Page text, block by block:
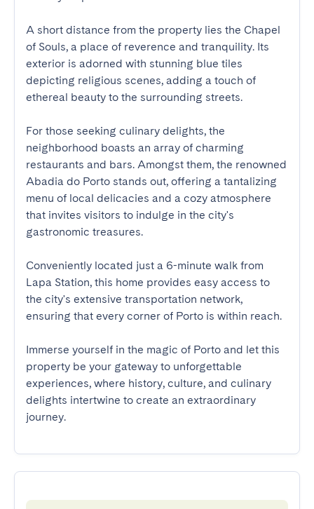
A short distance from the property lies the Chapel
of Souls, a place of reverence and tranquility. Its
exterior is adorned with stunning blue tiles
depicting religious scenes, adding a touch of
ethereal beauty to the surrounding streets.
For those seeking culinary delights, the
neighborhood boasts an array of charming
restaurants and bars. Amongst them, the renowned
Abadia do Porto stands out, offering a tantalizing
menu of local delicacies and a cozy atmosphere
that invites visitors to indulge in the city's
gastronomic treasures.
Conveniently located just a 6-minute walk from
Lapa Station, this home provides easy access to
the city's extensive transportation network,
ensuring that every corner of Porto is within reach.
Immerse yourself in the magic of Porto and let this
property be your gateway to unforgettable
experiences, where history, culture, and culinary
delights intertwine to create an extraordinary
journey.